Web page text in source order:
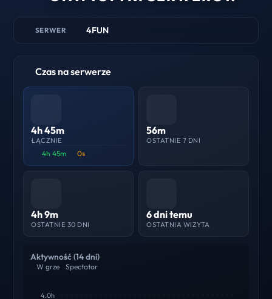
SERWER 4FUN
Czas na serwerze
4h 45m
ŁĄCZNIE
4h 45m 0s
56m
OSTATNIE 7 DNI
4h 9m
OSTATNIE 30 DNI
6 dni temu
OSTATNIA WIZYTA
Aktywność (14 dni)
W grze Spectator
4.0h